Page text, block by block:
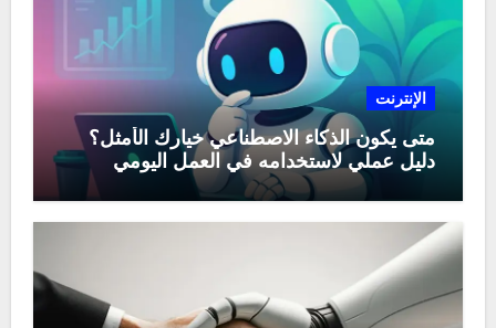
الإنترنت
متى يكون الذكاء الاصطناعي خيارك الأمثل؟
دليل عملي لاستخدامه في العمل اليومي